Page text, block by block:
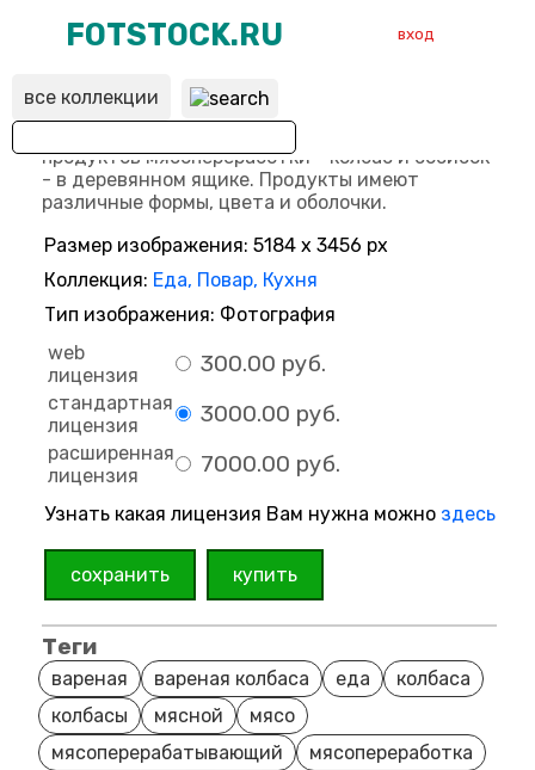
FOTSTOCK.RU
ВХОД
РЕГИСТРАЦИЯ
вход
все коллекции
Размер изображения: 5184 x 3456 px
Коллекция: Еда, Повар, Кухня
Тип изображения: Фотография
web
лицензия
300.00 руб.
стандартная
лицензия
3000.00 руб.
расширенная
лицензия
7000.00 руб.
Узнать какая лицензия Вам нужна можно здесь
сохранить купить
Теги
вареная вареная колбаса еда
колбаса
колбасы
мясной
мясо
мясоперерабатывающий
мясопереработка